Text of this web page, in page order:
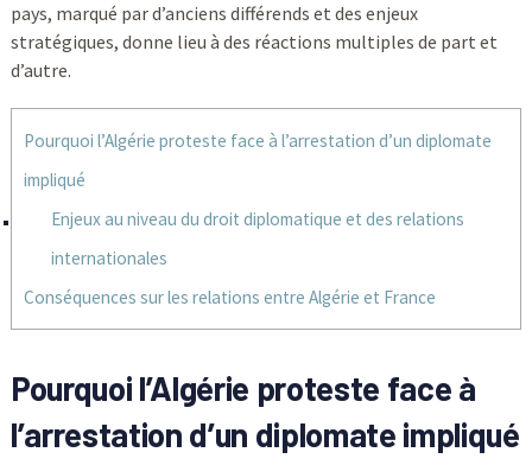
pays, marqué par d’anciens différends et des enjeux
stratégiques, donne lieu à des réactions multiples de part et
d’autre.
Pourquoi l’Algérie proteste face à l’arrestation d’un diplomate
impliqué
Enjeux au niveau du droit diplomatique et des relations
internationales
Conséquences sur les relations entre Algérie et France
Pourquoi l’Algérie proteste face à
l’arrestation d’un diplomate impliqué